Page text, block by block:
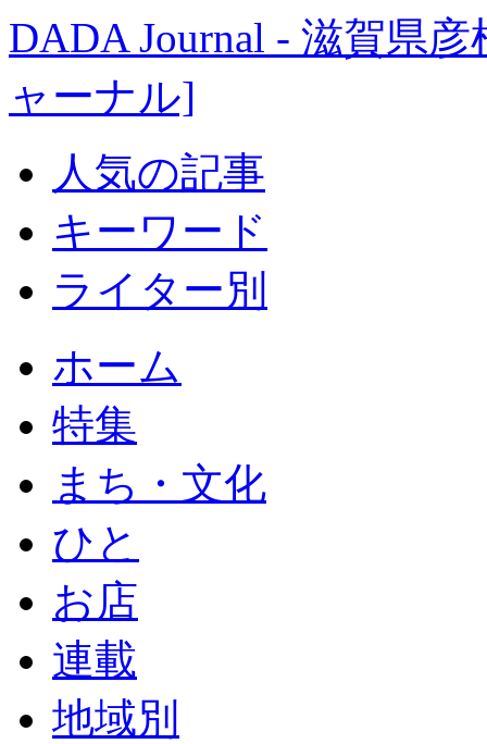
DADA Journal - 滋賀県
ャーナル]
人気の記事
キーワード
ライター別
ホーム
特集
まち・文化
ひと
お店
連載
地域別